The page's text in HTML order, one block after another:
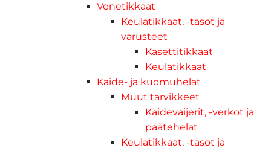
Venetikkaat
Keulatikkaat, -tasot ja
varusteet
Kasettitikkaat
Keulatikkaat
Kaide- ja kuomuhelat
Muut tarvikkeet
Kaidevaijerit, -verkot ja
päätehelat
Keulatikkaat, -tasot ja